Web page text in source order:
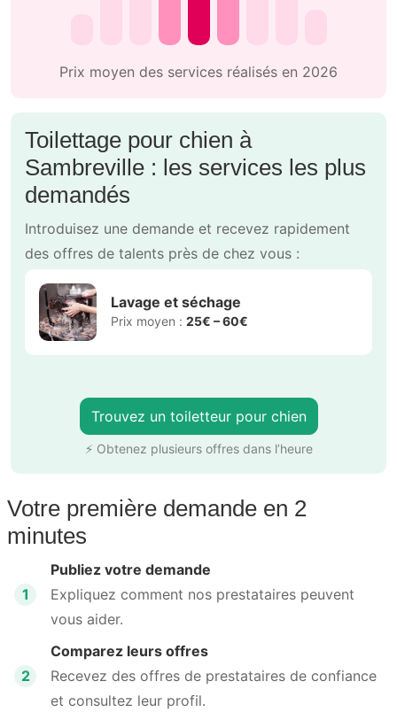
Prix moyen des services réalisés en 2026
Toilettage pour chien à
Sambreville : les services les plus
demandés
Introduisez une demande et recevez rapidement
des offres de talents près de chez vous :
Lavage et séchage
Prix moyen : 25€ – 60€
Trouvez un toiletteur pour chien
⚡ Obtenez plusieurs offres dans l’heure
Votre première demande en 2
minutes
1
Publiez votre demande
Expliquez comment nos prestataires peuvent
vous aider.
2
Comparez leurs offres
Recevez des offres de prestataires de confiance
et consultez leur profil.